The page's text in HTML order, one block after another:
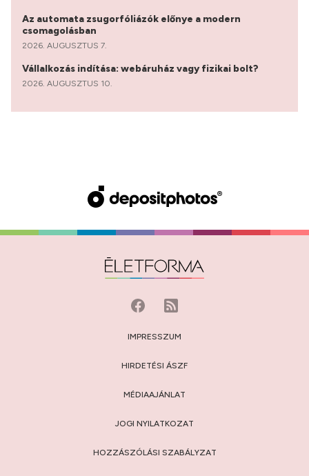
Az automata zsugorfóliázók előnye a modern
csomagolásban
2026. AUGUSZTUS 7.
Vállalkozás indítása: webáruház vagy fizikai bolt?
2026. AUGUSZTUS 10.
IMPRESSZUM
HIRDETÉSI ÁSZF
MÉDIAAJÁNLAT
JOGI NYILATKOZAT
HOZZÁSZÓLÁSI SZABÁLYZAT